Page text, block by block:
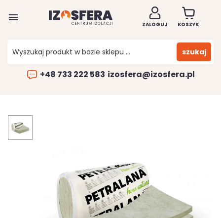

ZALOGUJ KOSZYK
szukaj
+48 733 222 583 izosfera@izosfera.pl